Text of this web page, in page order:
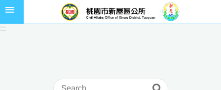
跳到主要內容區塊
:::